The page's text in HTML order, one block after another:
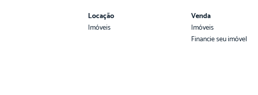
Locação
Imóveis
Venda
Imóveis
Financie seu imóvel